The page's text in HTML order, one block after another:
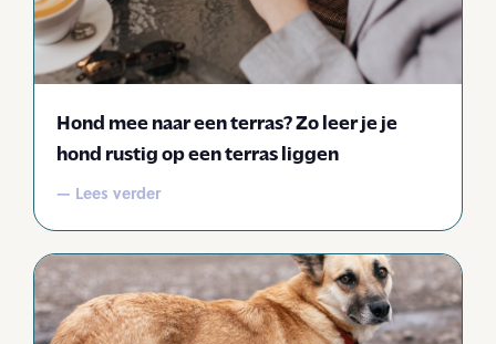
Hond mee naar een terras? Zo leer je je
hond rustig op een terras liggen
— Lees verder